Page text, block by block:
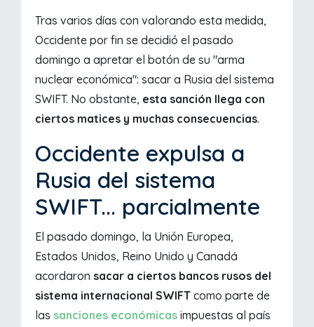
Tras varios días con valorando esta medida,
Occidente por fin se decidió el pasado
domingo a apretar el botón de su "arma
nuclear económica": sacar a Rusia del sistema
SWIFT. No obstante, esta sanción llega con
ciertos matices y muchas consecuencias.
Occidente expulsa a
Rusia del sistema
SWIFT... parcialmente
El pasado domingo, la Unión Europea,
Estados Unidos, Reino Unido y Canadá
acordaron sacar a ciertos bancos rusos del
sistema internacional SWIFTcomo parte de
las sanciones económicas impuestas al país